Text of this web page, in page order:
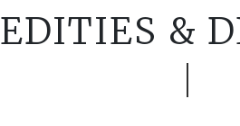
EDITIES &